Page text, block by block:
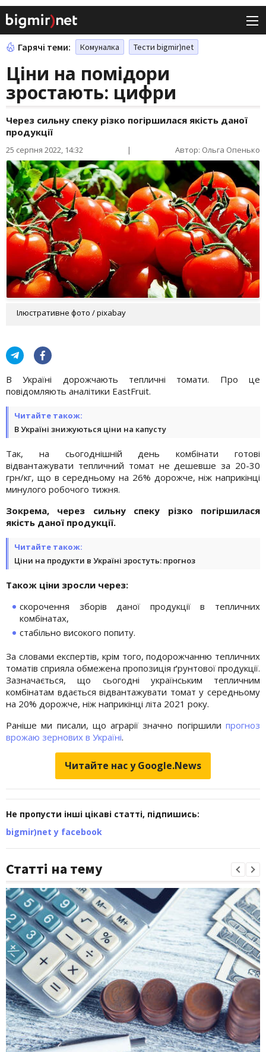
Гарячі теми: Комуналка Тести bigmir)net
Ціни на помідори
зростають: цифри
Через сильну спеку різко погіршилася якість даної
продукції
25 серпня 2022, 14:32 | Автор: Ольга Опенько
Ілюстративне фото / pixabay
В Україні дорожчають тепличні томати. Про це
повідомляють аналітики EastFruit.
Читайте також:
В Україні знижуються ціни на капусту
Так, на сьогоднішній день комбінати готові
відвантажувати тепличний томат не дешевше за 20-30
грн/кг, що в середньому на 26% дорожче, ніж наприкінці
минулого робочого тижня.
Зокрема, через сильну спеку різко погіршилася
якість даної продукції.
Читайте також:
Ціни на продукти в Україні зростуть: прогноз
Також ціни зросли через:
скорочення зборів даної продукції в тепличних
комбінатах,
стабільно високого попиту.
За словами експертів, крім того, подорожчанню тепличних
томатів сприяла обмежена пропозиція ґрунтової продукції.
Зазначається, що сьогодні українським тепличним
комбінатам вдається відвантажувати томат у середньому
на 20% дорожче, ніж наприкінці літа 2021 року.
Раніше ми писали, що аграрії значно погіршили прогноз
врожаю зернових в Україні.
Читайте нас у Google.News
Не пропусти інші цікаві статті, підпишись:
bigmir)net у facebook
Статті на тему